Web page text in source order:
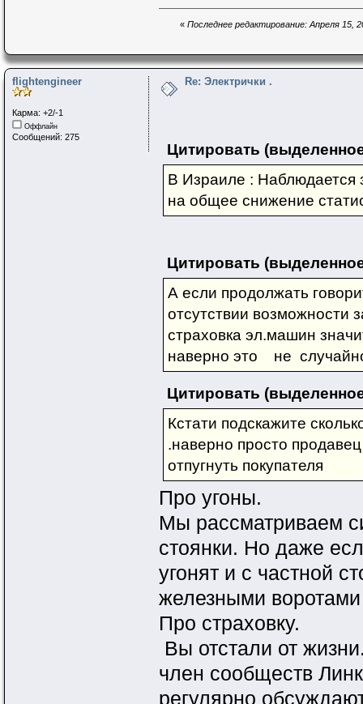
« Последнее редактирование: Апреля 15,
flightengineer
Карма: +2/-1
Оффлайн
Сообщений: 275
Re: Электрички .
Цитировать
В Израиле : Наблюдается
на общее снижение
Цитировать
А если продолжать
отсутствии возможности
страховка эл.машин
наверно это не
Цитировать
Кстати подскажите
.наверно просто
отпугнуть покупателя
Про угоны.
Мы рассматриваем
стоянки. Но даже
угонят и с частной
железными
Про страховку.
Вы отстали от
член сообществ
регулярно